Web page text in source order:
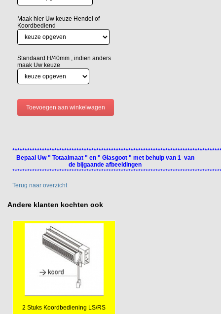
Maak hier Uw keuze Hendel of
Koordbediend
Standaard H/40mm , indien anders
maak Uw keuze
Bepaal Uw " Totaalmaat " en " Glasgoot " met behulp van 1 van
de bijgaande afbeeldingen
Terug naar overzicht
Andere klanten kochten ook
2 Stuks Koordbediening LS/RS